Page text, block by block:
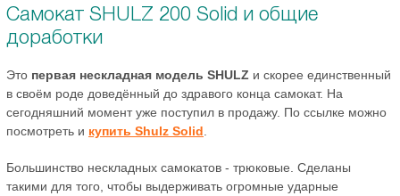
Самокат SHULZ 200 Solid и общие
доработки
Это первая нескладная модель SHULZ и скорее единственный
в своём роде доведённый до здравого конца самокат. На
сегодняшний момент уже поступил в продажу. По ссылке можно
посмотреть и купить Shulz Solid
Большинство нескладных самокатов - трюковые. Сделаны
такими для того, чтобы выдерживать огромные ударные